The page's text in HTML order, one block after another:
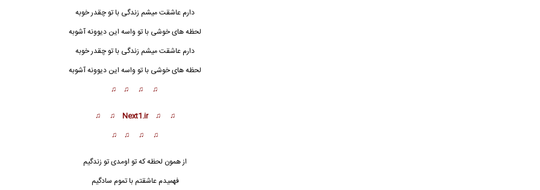
دارم عاشقت میشم زندگی با تو چقدر خوبه
لحظه های خوشی با تو واسه این دیوونه آشوبه
دارم عاشقت میشم زندگی با تو چقدر خوبه
لحظه های خوشی با تو واسه این دیوونه آشوبه
♫ ♫ ♫ ♫
♫ ♫ Next1.ir ♫ ♫
♫ ♫ ♫ ♫
از همون لحظه که تو اومدی تو زندگیم
فهمیدم عاشقتم با تموم سادگیم